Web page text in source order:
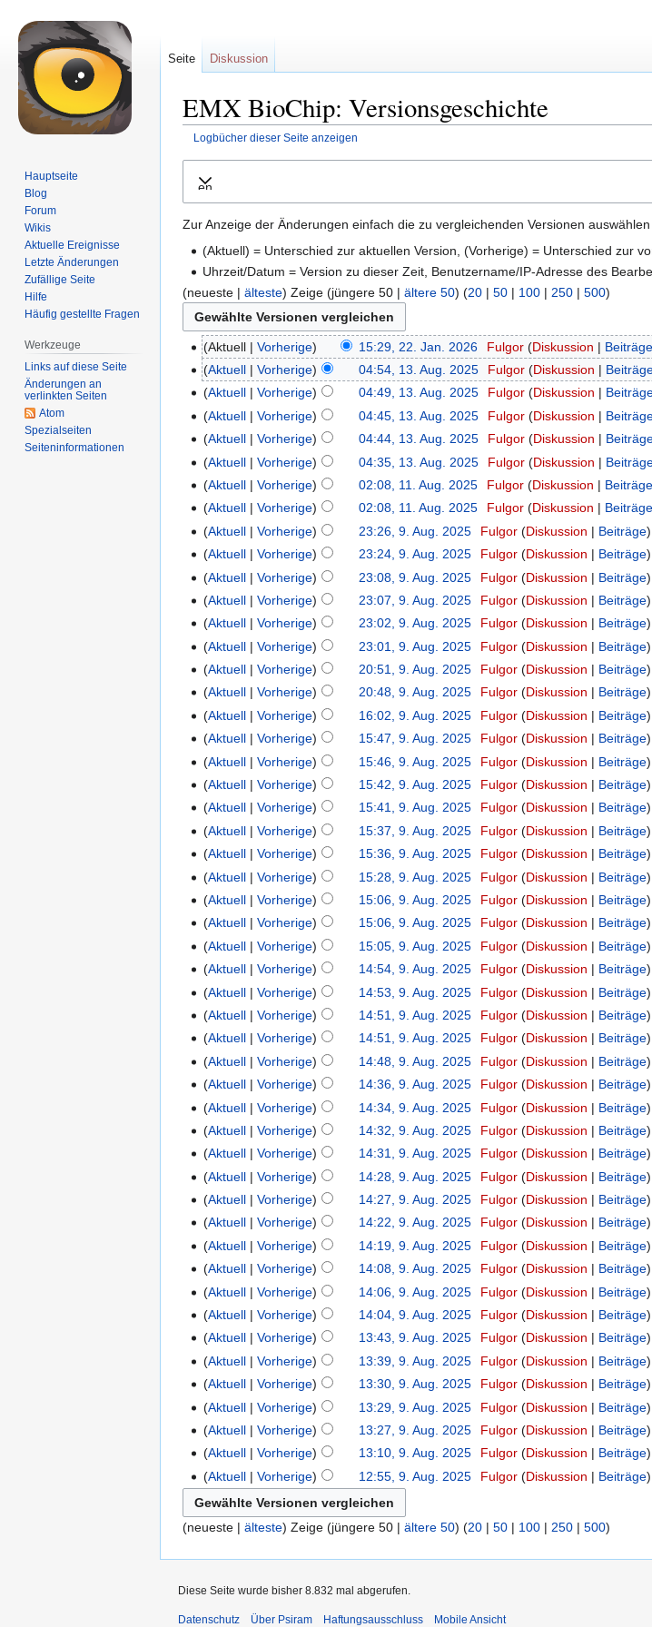
EMX BioChip: Versionsgeschichte
Logbücher dieser Seite anzeigen
Navigation
Suche
Ausklappen
Zur Anzeige der Änderungen einfach die zu vergleichenden Versionen
(Aktuell) = Unterschied zur aktuellen Version, (Vorherige) = Unterschied zur
Uhrzeit/Datum = Version zu dieser Zeit, Benutzername/IP-Adresse des
(neueste | älteste) Zeige (jüngere 50 | ältere 50) (20 | 50 | 100 | 250 | 500)
Aktuell Vorherige 15:29, 22. Jan. 2026 Fulgor Diskussion Beiträge
Aktuell
Vorherige 04:54, 13. Aug. 2025 Fulgor Diskussion
Aktuell
Vorherige 04:49, 13. Aug. 2025 Fulgor Diskussion
Aktuell
Vorherige 04:45, 13. Aug. 2025 Fulgor Diskussion
Aktuell
Vorherige 04:44, 13. Aug. 2025 Fulgor Diskussion
Aktuell
Vorherige 04:35, 13. Aug. 2025 Fulgor Diskussion
Aktuell
Vorherige 02:08, 11. Aug. 2025 Fulgor Diskussion Beiträge
Aktuell
Vorherige 02:08, 11. Aug. 2025 Fulgor Diskussion Beiträge
Aktuell
Vorherige 23:26, 9. Aug. 2025 Fulgor Diskussion Beiträge
Aktuell
Vorherige 23:24, 9. Aug. 2025 Fulgor Diskussion Beiträge
Aktuell
Vorherige 23:08, 9. Aug. 2025 Fulgor Diskussion Beiträge
Aktuell
Vorherige 23:07, 9. Aug. 2025 Fulgor Diskussion Beiträge
Aktuell
Vorherige 23:02, 9. Aug. 2025 Fulgor Diskussion Beiträge
Aktuell
Vorherige 23:01, 9. Aug. 2025 Fulgor Diskussion Beiträge
Aktuell
Vorherige 20:51, 9. Aug. 2025 Fulgor Diskussion Beiträge
Aktuell
Vorherige 20:48, 9. Aug. 2025 Fulgor Diskussion Beiträge
Aktuell
Vorherige 16:02, 9. Aug. 2025 Fulgor Diskussion Beiträge
Aktuell
Vorherige 15:47, 9. Aug. 2025 Fulgor Diskussion Beiträge
Aktuell
Vorherige 15:46, 9. Aug. 2025 Fulgor Diskussion Beiträge
Aktuell
Vorherige 15:42, 9. Aug. 2025 Fulgor Diskussion Beiträge
Aktuell
Vorherige 15:41, 9. Aug. 2025 Fulgor Diskussion Beiträge
Aktuell
Vorherige 15:37, 9. Aug. 2025 Fulgor Diskussion Beiträge
Aktuell
Vorherige 15:36, 9. Aug. 2025 Fulgor Diskussion Beiträge
Aktuell
Vorherige 15:28, 9. Aug. 2025 Fulgor Diskussion Beiträge
Aktuell
Vorherige 15:06, 9. Aug. 2025 Fulgor Diskussion Beiträge
Aktuell
Vorherige 15:06, 9. Aug. 2025 Fulgor Diskussion Beiträge
Aktuell
Vorherige 15:05, 9. Aug. 2025 Fulgor Diskussion Beiträge
Aktuell
Vorherige 14:54, 9. Aug. 2025 Fulgor Diskussion Beiträge
Aktuell
Vorherige 14:53, 9. Aug. 2025 Fulgor Diskussion Beiträge
Aktuell
Vorherige 14:51, 9. Aug. 2025 Fulgor Diskussion Beiträge
Aktuell
Vorherige 14:51, 9. Aug. 2025 Fulgor Diskussion Beiträge
Aktuell
Vorherige 14:48, 9. Aug. 2025 Fulgor Diskussion Beiträge
Aktuell
Vorherige 14:36, 9. Aug. 2025 Fulgor Diskussion Beiträge
Aktuell
Vorherige 14:34, 9. Aug. 2025 Fulgor Diskussion Beiträge
Aktuell
Vorherige 14:32, 9. Aug. 2025 Fulgor Diskussion Beiträge
Aktuell
Vorherige 14:31, 9. Aug. 2025 Fulgor Diskussion Beiträge
Aktuell
Vorherige 14:28, 9. Aug. 2025 Fulgor Diskussion Beiträge
Aktuell
Vorherige 14:27, 9. Aug. 2025 Fulgor Diskussion Beiträge
Aktuell
Vorherige 14:22, 9. Aug. 2025 Fulgor Diskussion Beiträge
Aktuell
Vorherige 14:19, 9. Aug. 2025 Fulgor Diskussion Beiträge
Aktuell
Vorherige 14:08, 9. Aug. 2025 Fulgor Diskussion Beiträge
Aktuell
Vorherige 14:06, 9. Aug. 2025 Fulgor Diskussion Beiträge
Aktuell
Vorherige 14:04, 9. Aug. 2025 Fulgor Diskussion Beiträge
Aktuell
Vorherige 13:43, 9. Aug. 2025 Fulgor Diskussion Beiträge
Aktuell
Vorherige 13:39, 9. Aug. 2025 Fulgor Diskussion Beiträge
Aktuell
Vorherige 13:30, 9. Aug. 2025 Fulgor Diskussion Beiträge
Aktuell
Vorherige 13:29, 9. Aug. 2025 Fulgor Diskussion Beiträge
Aktuell
Vorherige 13:27, 9. Aug. 2025 Fulgor Diskussion Beiträge
Aktuell
Vorherige 13:10, 9. Aug. 2025 Fulgor Diskussion Beiträge
Aktuell
Vorherige 12:55, 9. Aug. 2025 Fulgor Diskussion Beiträge
(neueste | älteste) Zeige (jüngere 50 | ältere 50) (20 | 50 | 100 | 250 | 500)
Seite Diskussion
Hauptseite
Blog
Forum
Wikis
Aktuelle Ereignisse
Letzte Änderungen
Zufällige Seite
Hilfe
Häufig gestellte Fragen
Werkzeuge
Links auf diese Seite
Änderungen an
verlinkten Seiten
Atom
Spezialseiten
Seiten­informationen
Diese Seite wurde bisher 8.832 mal abgerufen.
Datenschutz Über Psiram Haftungsausschluss Mobile Ansicht